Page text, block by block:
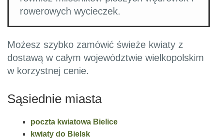
rowerowych wycieczek.
Możesz szybko zamówić świeże kwiaty z
dostawą w całym województwie wielkopolskim
w korzystnej cenie.
Sąsiednie miasta
poczta kwiatowa Bielice
kwiaty do Bielsk